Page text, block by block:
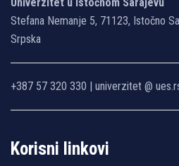
Stefana Nemanje 5, 71123, Istočno
Srpska
+387 57 320 330 | univerzitet @
Korisni linkovi